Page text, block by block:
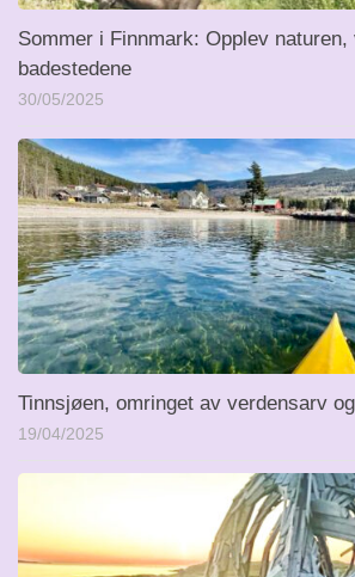
Sommer i Finnmark: Opplev
badestedene
30/05/2025
Tinnsjøen, omringet av verdensarv
19/04/2025